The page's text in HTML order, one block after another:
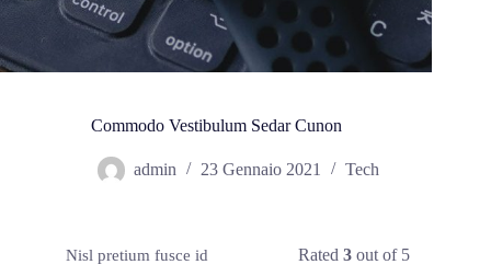
Commodo Vestibulum Sedar Cunon
admin 23 Gennaio 2021 Tech
Nisl pretium fusce id Rated3 out of 5